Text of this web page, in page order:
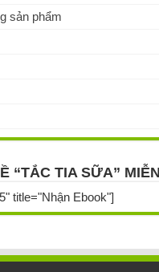
sản phẩm
“TẮC TIA SỮA”
title="Nhận Ebook"]